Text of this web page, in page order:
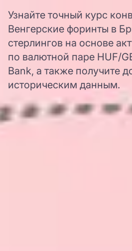
Узнайте точный курс
Венгерские форинты в
стерлингов на основе
по валютной паре HUF/
Bank, а также получите
историческим данным.